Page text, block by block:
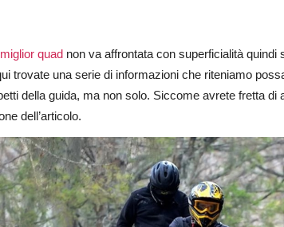
miglior quad non va affrontata con superficialità
trovate una serie di informazioni che riteniamo
della guida, ma non solo. Siccome avrete fretta
dell’articolo.